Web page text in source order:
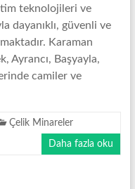
teknolojileri ve
dayanıklı, güvenli ve
Karaman
Ayrancı, Başyayla,
camiler ve
Çelik Minareler
Daha fazla oku